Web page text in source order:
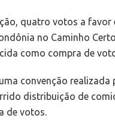
quatro votos a
no Caminho
como compra de
convenção
distribuição de
de votos.